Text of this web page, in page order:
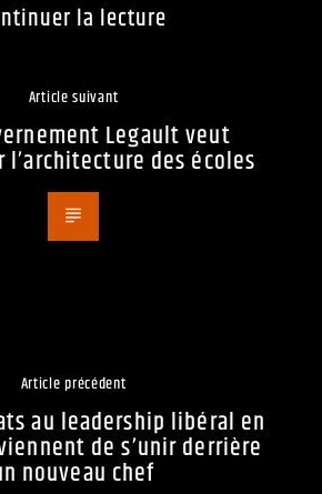
la lecture
Article suivant
Legault veut
des écoles
Article précédent
au leadership libéral en
de s’unir derrière
nouveau chef